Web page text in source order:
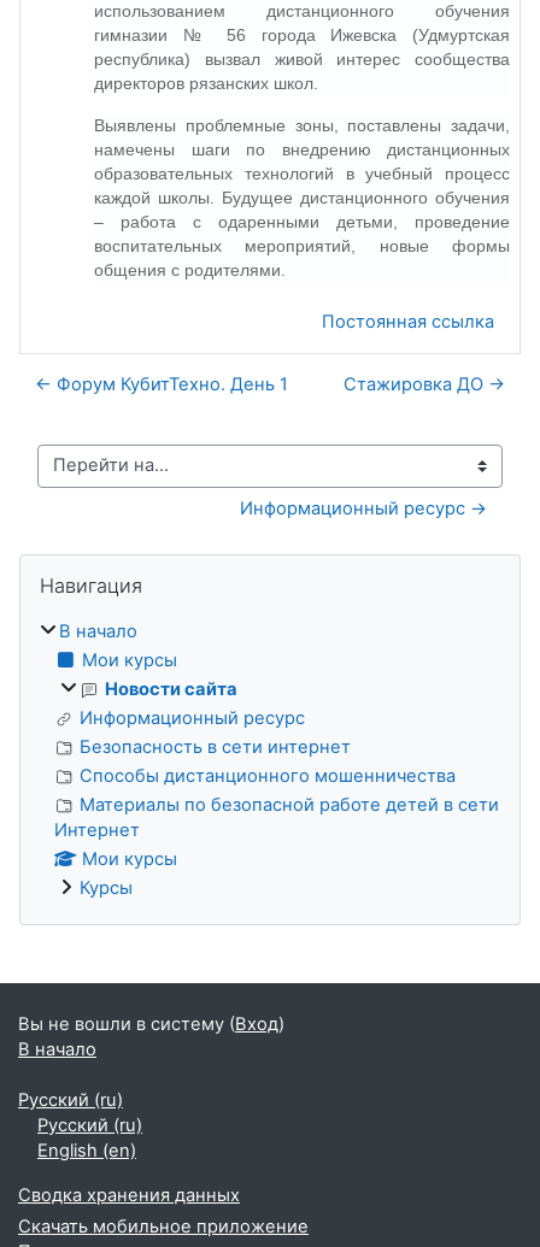
использованием дистанционного обучения
гимназии № 56 города Ижевска (Удмуртская
республика) вызвал живой интерес сообщества
директоров рязанских школ.
Выявлены проблемные зоны, поставлены задачи,
намечены шаги по внедрению дистанционных
образовательных технологий в учебный процесс
каждой школы. Будущее дистанционного обучения
– работа с одаренными детьми, проведение
воспитательных мероприятий, новые формы
общения с родителями.
Постоянная ссылка
← Форум КубитТехно. День 1 Стажировка ДО →
Перейти на...
Информационный ресурс →
Блоки
Навигация
В начало
Мои курсы
Новости сайта
Информационный ресурс
Безопасность в сети интернет
Способы дистанционного мошенничества
Материалы по безопасной работе детей в сети
Интернет
Мои курсы
Курсы
Блоки
Вы не вошли в систему (Вход)
В начало
Русский ‎(ru)‎
Русский ‎(ru)‎
English ‎(en)‎
Сводка хранения данных
Скачать мобильное приложение